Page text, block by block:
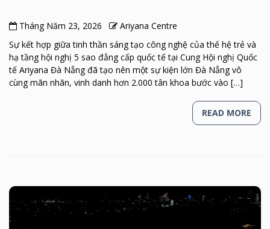
Tháng Năm 23, 2026
Ariyana Centre
Sự kết hợp giữa tinh thần sáng tạo công nghệ của thế hệ trẻ và
hạ tầng hội nghị 5 sao đẳng cấp quốc tế tại Cung Hội nghị Quốc
tế Ariyana Đà Nẵng đã tạo nên một sự kiện lớn Đà Nẵng vô
cùng mãn nhãn, vinh danh hơn 2.000 tân khoa bước vào […]
READ MORE